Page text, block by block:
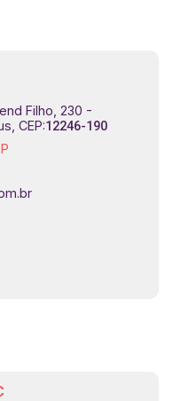
Filho, 230 -
CEP:12246-190